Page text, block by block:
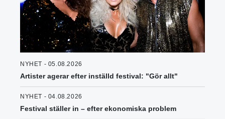
NYHET - 05.08.2026
Artister agerar efter inställd festival: "Gör allt"
NYHET - 04.08.2026
Festival ställer in – efter ekonomiska problem